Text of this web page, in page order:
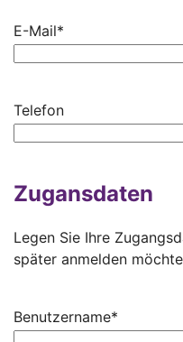
E-Mail*
Telefon
Zugansdaten
Legen Sie Ihre
später anmelden
Benutzername*